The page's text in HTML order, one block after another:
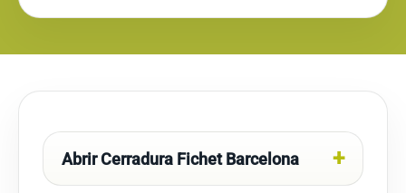
Abrir Cerradura Fichet Barcelona